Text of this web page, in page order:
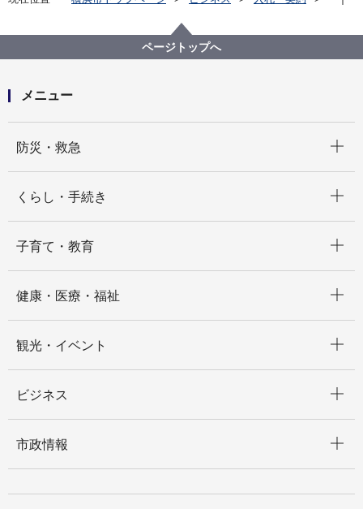
【入札結果公表】【公募型指名競争入札】横浜市立高
等学校附属中学校入学者の募集及び決定におけるイン
ページトップへ
メニュー
防災・救急
くらし・手続き
子育て・教育
健康・医療・福祉
観光・イベント
ビジネス
市政情報